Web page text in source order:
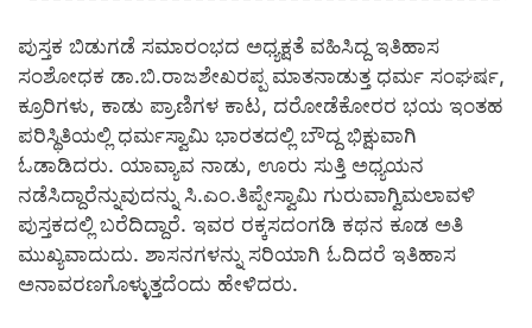
ಪುಸ್ತಕ ಬಿಡುಗಡೆ ಸಮಾರಂಭದ ಅಧ್ಯಕ್ಷತೆ ವಹಿಸಿದ್ದ ಇತಿಹಾಸ
ಸಂಶೋಧಕ ಡಾ.ಬಿ.ರಾಜಶೇಖರಪ್ಪ ಮಾತನಾಡುತ್ತ ಧರ್ಮ ಸಂಘರ್ಷ,
ಕ್ರೂರಿಗಳು, ಕಾಡು ಪ್ರಾಣಿಗಳ ಕಾಟ, ದರೋಡೆಕೋರರ ಭಯ ಇಂತಹ
ಪರಿಸ್ಥಿತಿಯಲ್ಲಿ ಧರ್ಮಸ್ವಾಮಿ ಭಾರತದಲ್ಲಿ ಬೌದ್ದ ಭಿಕ್ಷುವಾಗಿ
ಓಡಾಡಿದರು. ಯಾವ್ಯಾವ ನಾಡು, ಊರು ಸುತ್ತಿ ಅಧ್ಯಯನ
ನಡೆಸಿದ್ದಾರೆನ್ನುವುದನ್ನು ಸಿ.ಎಂ.ತಿಪ್ಪೇಸ್ವಾಮಿ ಗುರುವಾಗ್ವಿಮಲಾವಳಿ
ಪುಸ್ತಕದಲ್ಲಿ ಬರೆದಿದ್ದಾರೆ. ಇವರ ರಕ್ಕಸದಂಗಡಿ ಕಥನ ಕೂಡ ಅತಿ
ಮುಖ್ಯವಾದುದು. ಶಾಸನಗಳನ್ನು ಸರಿಯಾಗಿ ಓದಿದರೆ ಇತಿಹಾಸ
ಅನಾವರಣಗೊಳ್ಳುತ್ತದೆಂದು ಹೇಳಿದರು.